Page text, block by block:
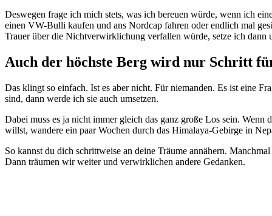
Deswegen frage ich mich stets, was ich bereuen würde, wenn ich
einen VW-Bulli kaufen und ans Nordcap fahren oder endlich mal
Trauer über die Nichtverwirklichung verfallen würde, setze ich dann
Auch der höchste Berg wird nur Schritt
Das klingt so einfach. Ist es aber nicht. Für niemanden. Es ist eine
sind, dann werde ich sie auch umsetzen.
Dabei muss es ja nicht immer gleich das ganz große Los sein.
willst, wandere ein paar Wochen durch das Himalaya-Gebirge in
So kannst du dich schrittweise an deine Träume annähern.
Dann träumen wir weiter und verwirklichen andere Gedanken.